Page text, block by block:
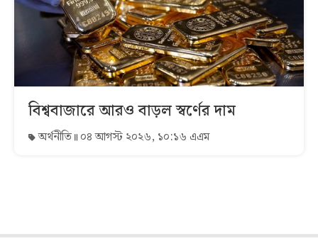
বিশ্ববাজারে আরও বাড়ল স্বর্ণের দাম
অর্থনীতি ০৪ আগস্ট ২০২৬, ১০:১৬ এএম